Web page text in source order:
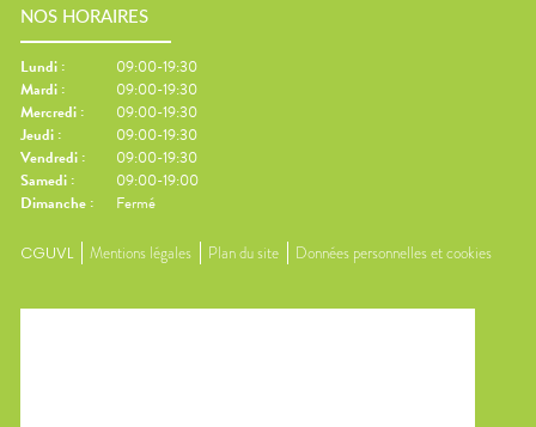
NOS HORAIRES
Lundi :
09:00-19:30
Mardi :
09:00-19:30
Mercredi :
09:00-19:30
Jeudi :
09:00-19:30
Vendredi :
09:00-19:30
Samedi :
09:00-19:00
Dimanche : Fermé
CGUVL Mentions légales Plan du site Données personnelles et cookies